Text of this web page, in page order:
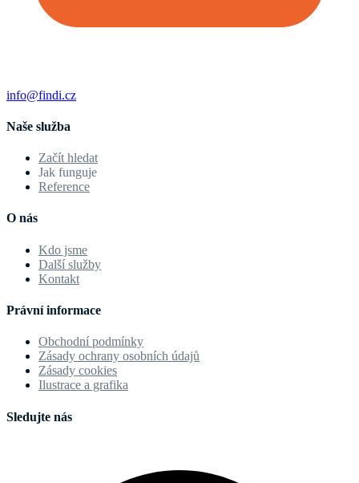
info@findi.cz
Naše služba
Začít hledat
Jak funguje
Reference
O nás
Kdo jsme
Další služby
Kontakt
Právní informace
Obchodní podmínky
Zásady ochrany osobních údajů
Zásady cookies
Ilustrace a grafika
Sledujte nás